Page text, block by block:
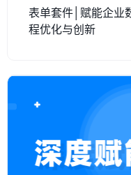
表单套件│赋能企业
程优化与创新